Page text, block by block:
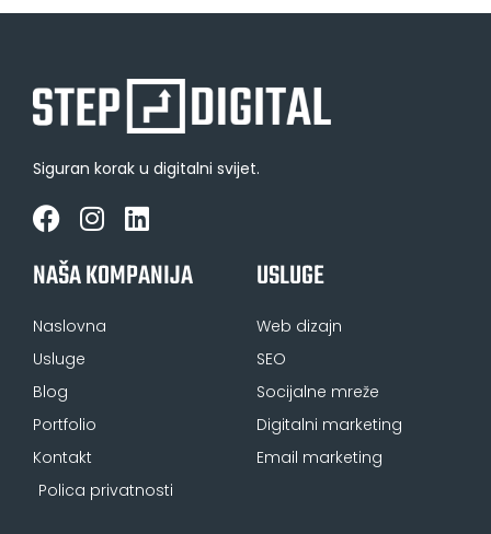
Siguran korak u digitalni svijet.
NAŠA KOMPANIJA
Naslovna
Usluge
Blog
Portfolio
Kontakt
Polica privatnosti
USLUGE
Web dizajn
SEO
Socijalne mreže
Digitalni marketing
Email marketing